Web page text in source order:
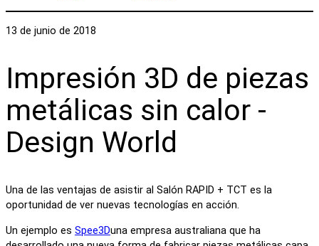
13 de junio de 2018
Impresión 3D de piezas
metálicas sin calor -
Design World
Una de las ventajas de asistir al Salón RAPID + TCT es la
oportunidad de ver nuevas tecnologías en acción.
Un ejemplo es Spee3Duna empresa australiana que ha